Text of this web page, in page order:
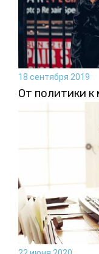
18 сентября 2019
От политики